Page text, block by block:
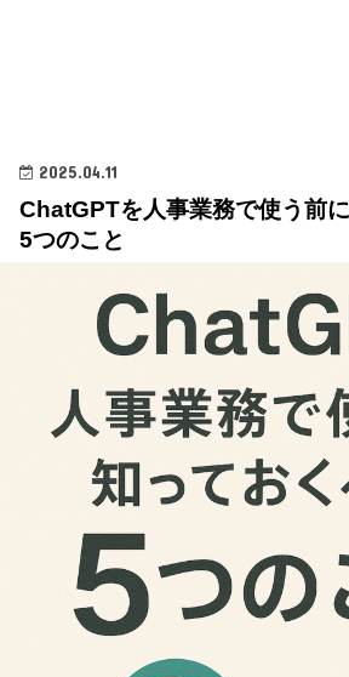
2025.04.11
ChatGPTを人事業務で使う前
5つのこと